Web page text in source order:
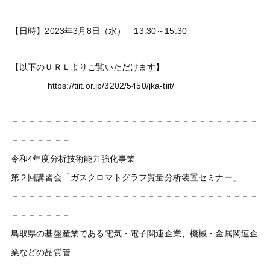
【日時】2023年3月8日（水） 13:30～15:30
【以下のＵＲＬよりご覧いただけます】
https://tiit.or.jp/3202/5450/jka-tiit/
－－－－－－－－－－－－－－－－－－－－－－－－－－－－－
－－－－－－－
令和4年度分析技術能力強化事業
第２回講習会「ガスクロマトグラフ質量分析装置セミナー」
－－－－－－－－－－－－－－－－－－－－－－－－－－－－－
－－－－－－－
鳥取県の基盤産業である電気・電子関連企業、機械・金属関連企
業などの品質管